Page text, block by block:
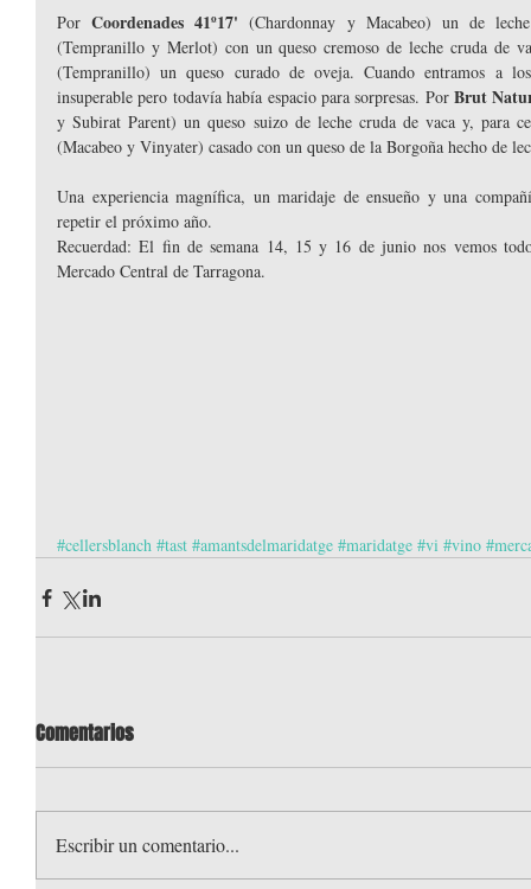
Por Coordenades 41º17' (Chardonnay y Macabeo) un de
(Tempranillo y Merlot) con un queso cremoso de leche cruda de
(Tempranillo) un queso curado de oveja. Cuando entramos a
insuperable pero todavía había espacio para sorpresas. Por Brut
y Subirat Parent) un queso suizo de leche cruda de vaca y, para
(Macabeo y Vinyater) casado con un queso de la Borgoña hecho de
Una experiencia magnífica, un maridaje de ensueño y una
repetir el próximo año.
Recuerdad: El fin de semana 14, 15 y 16 de junio nos vemos
Mercado Central de Tarragona.
#cellersblanch #tast #amantsdelmaridatge #maridatge #vi #vino
Comentarios
Escribir un comentario...